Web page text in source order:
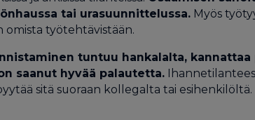
tai urasuunnittelussa. Myös
omista työtehtävistään.
tuntuu hankalalta,
saanut hyvää palautetta.
sitä suoraan kollegalta tai esihenkilöltä.